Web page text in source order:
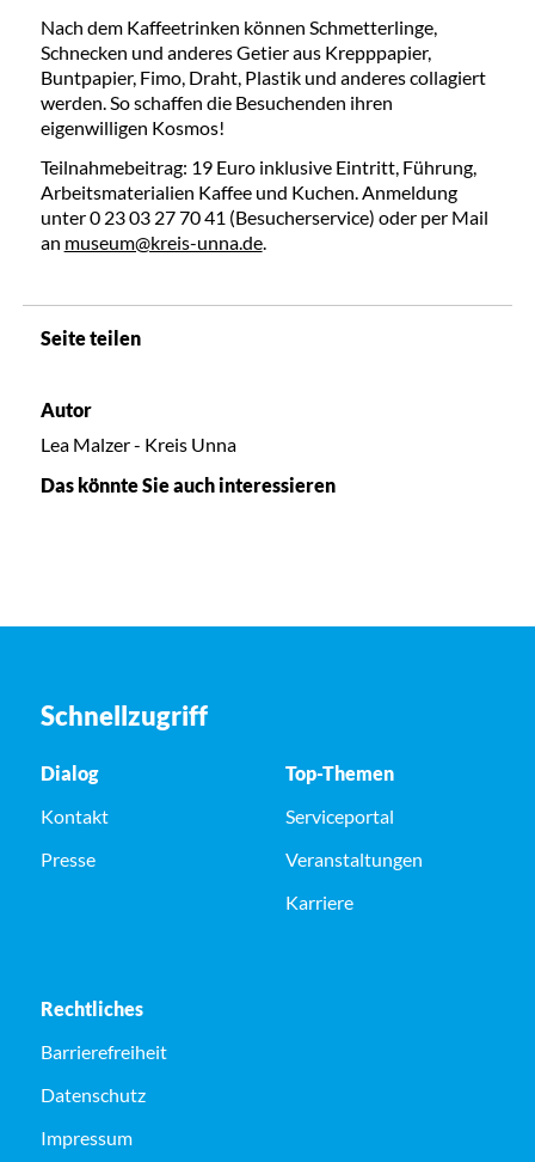
Nach dem Kaffeetrinken können Schmetterlinge,
Schnecken und anderes Getier aus Krepppapier,
Buntpapier, Fimo, Draht, Plastik und anderes collagiert
werden. So schaffen die Besuchenden ihren
eigenwilligen Kosmos!
Teilnahmebeitrag: 19 Euro inklusive Eintritt, Führung,
Arbeitsmaterialien Kaffee und Kuchen. Anmeldung
unter 0 23 03 27 70 41 (Besucherservice) oder per Mail
an museum@kreis-unna.de.
Seite teilen
Autor
Lea Malzer - Kreis Unna
Das könnte Sie auch interessieren
Schnellzugriff
Dialog
Kontakt
Presse
Top-Themen
Serviceportal
Veranstaltungen
Karriere
Rechtliches
Barrierefreiheit
Datenschutz
Impressum